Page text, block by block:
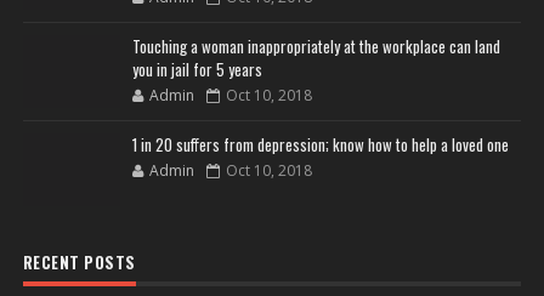
Touching a woman inappropriately at the workplace can land
you in jail for 5 years
Admin Oct 10, 2018
1 in 20 suffers from depression; know how to help a loved one
Admin Oct 10, 2018
RECENT POSTS